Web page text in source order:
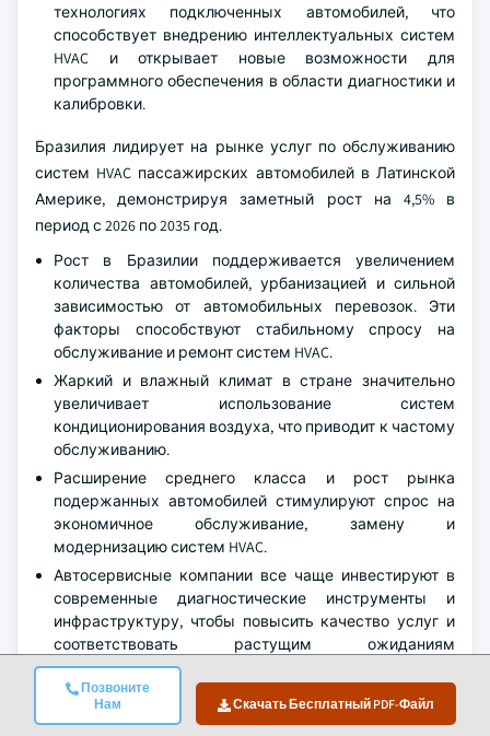
Позвоните
Нам
Скачать Бесплатный PDF-Файл
технологиях подключенных автомобилей, что
способствует внедрению интеллектуальных систем
HVAC и открывает новые возможности для
программного обеспечения в области диагностики и
калибровки.
Бразилия лидирует на рынке услуг по обслуживанию
систем HVAC пассажирских автомобилей в Латинской
Америке, демонстрируя заметный рост на 4,5% в
период с 2026 по 2035 год.
Рост в Бразилии поддерживается увеличением
количества автомобилей, урбанизацией и сильной
зависимостью от автомобильных перевозок. Эти
факторы способствуют стабильному спросу на
обслуживание и ремонт систем HVAC.
Жаркий и влажный климат в стране значительно
увеличивает использование систем
кондиционирования воздуха, что приводит к частому
обслуживанию.
Расширение среднего класса и рост рынка
подержанных автомобилей стимулируют спрос на
экономичное обслуживание, замену и
модернизацию систем HVAC.
Автосервисные компании все чаще инвестируют в
современные диагностические инструменты и
инфраструктуру, чтобы повысить качество услуг и
соответствовать растущим ожиданиям
потребителей.
ОАЭ продемонстрировал значительный рост на рынке